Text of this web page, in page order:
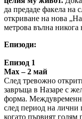
да предаде факела на
откриване на нова
метрова вълна никога
Епизоди:
Епизод 1
Max – 2 май
След тревожно
завръща в Назаре с
форма.
след период на
когато първият голям